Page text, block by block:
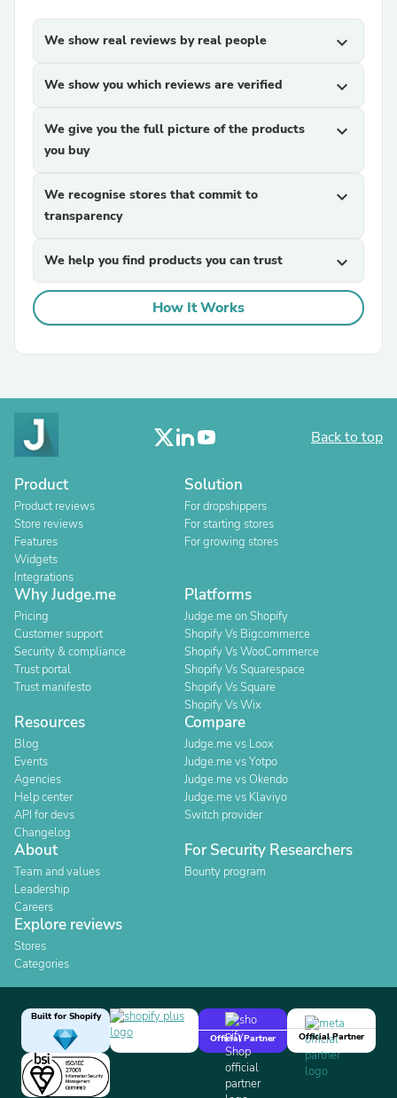
We show real reviews by real people expand_more
We show you which reviews are verified expand_more
We give you the full picture of the products
you buy
expand_more
We recognise stores that commit to
transparency
expand_more
We help you find products you can trust expand_more
How It Works
Back to top
Product
Product reviews
Store reviews
Features
Widgets
Integrations
Solution
For dropshippers
For starting stores
For growing stores
Why Judge.me
Pricing
Customer support
Security & compliance
Trust portal
Trust manifesto
Platforms
Judge.me on Shopify
Shopify Vs Bigcommerce
Shopify Vs WooCommerce
Shopify Vs Squarespace
Shopify Vs Square
Shopify Vs Wix
Resources
Blog
Events
Agencies
Help center
API for devs
Changelog
Compare
Judge.me vs Loox
Judge.me vs Yotpo
Judge.me vs Okendo
Judge.me vs Klaviyo
Switch provider
About
Team and values
Leadership
Careers
For Security Researchers
Bounty program
Explore reviews
Stores
Categories
Built for Shopify
Official Partner
Official Partner